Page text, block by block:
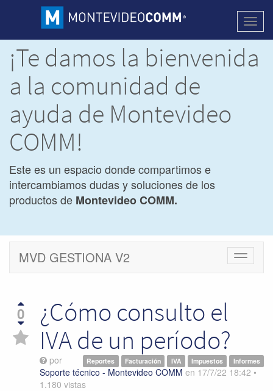
¡Te damos la bienvenida
a la comunidad de
ayuda de Montevideo
COMM!
Este es un espacio donde compartimos e
intercambiamos dudas y soluciones de los
productos de Montevideo COMM.
Cambiar
MVD GESTIONA V2
0
¿Cómo consulto el
IVA de un período?
Reportes Facturación IVA Impuestos Informes
por
Soporte técnico - Montevideo COMM en 17/7/22 18:42 •
1.180 vistas